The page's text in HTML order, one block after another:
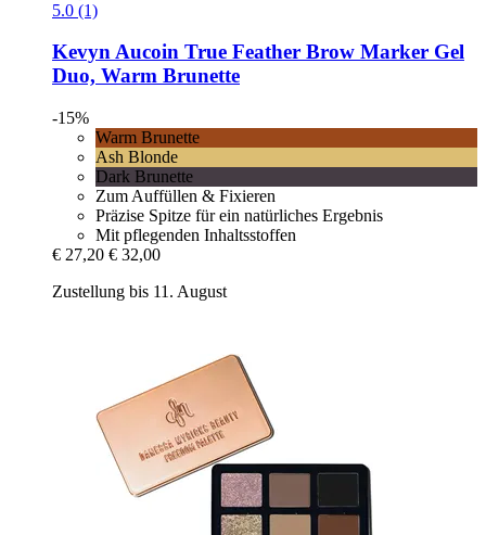
5.0 (1)
Kevyn Aucoin True Feather Brow Marker Gel
Duo, Warm Brunette
-15%
Warm Brunette
Ash Blonde
Dark Brunette
Zum Auffüllen & Fixieren
Präzise Spitze für ein natürliches Ergebnis
Mit pflegenden Inhaltsstoffen
€ 27,20 € 32,00
Zustellung bis 11. August